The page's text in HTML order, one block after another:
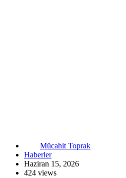
Mücahit Toprak
Haberler
Haziran 15, 2026
424 views